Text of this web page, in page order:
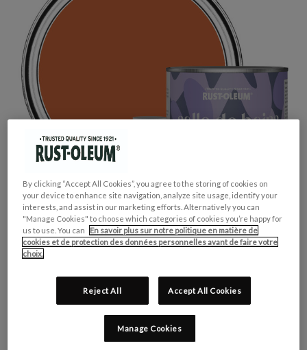
GROUPE DE COULEUR: Orange
COLLECTION DE COULEUR: Audacieux & Vif
By clicking “Accept All Cookies”, you agree to the storing of cookies on
your device to enhance site navigation, analyze site usage, identify your
interests, and assist in our marketing efforts. Alternatively you can
"Manage Cookies" to choose which categories of cookies you’re happy for
us to use. You can
En savoir plus sur notre politique en matière de
cookies et de protection des données personnelles avant de faire votre
choix.
Reject All Accept All Cookies
Manage Cookies